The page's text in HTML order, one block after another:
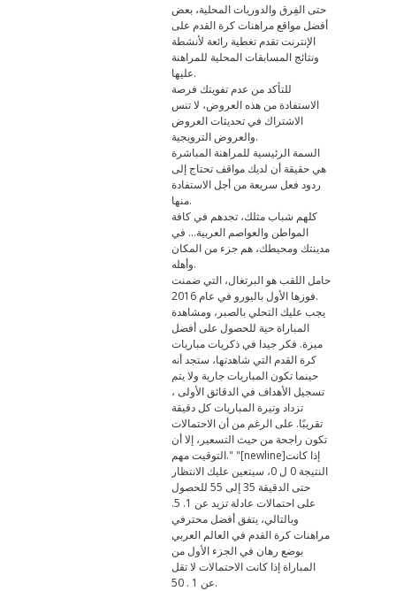
حتى الفِرق والدوريات المحلية، بعض
أفضل مواقع مراهنات كرة القدم على
الإنترنت تقدم تغطية رائعة لأنشطة
ونتائج المسابقات المحلية للمراهنة
عليها.
للتأكد من عدم تفويتك فرصة
الاستفادة من هذه العروض، لا تنس
الاشتراك في تحديثات العروض
والعروض الترويجية.
السمة الرئيسية للمراهنة المباشرة
هي حقيقة أن لديك مواقف تحتاج إلى
ردود فعل سريعة من أجل الاستفادة
منها.
كلهم شباب مثلك، تجدهم في كافة
المواطن والعواصم العربية… في
مدينتك ومحيطك، هم جزء من المكان
وأهله.
حامل اللقب هو البرتغال، التي ضمنت
فوزها الأول باليورو في عام 2016.
يجب عليك التحلي بالصبر، ومشاهدة
المباراة حية للحصول على أفضل
ميزة. فكر جيدا في ذكريات مباريات
كرة القدم التي شاهدتها، ستجد أنه
حينما تكون المباريات جارية ولا يتم
تسجيل الأهداف في الدقائق الأولى ،
تزداد وتيرة المباريات كل دقيقة
تقريبًا. على الرغم من أن الاحتمالات
تكون راجحة من حيث التسعير، إلا أن
التوقيت مهم." "[newline]إذا كانت
النتيجة 0 ل 0، سيتعين عليك الانتظار
حتى الدقيقة 35 إلى 55 للحصول
على احتمالات عادلة تزيد عن 1. 5.
وبالتالي، يتفق أفضل محترفي
مراهنات كرة القدم في العالم العربي
بوضع رهان في الجزء الأول من
المباراة إذا كانت الاحتمالات لا تقل
عن 1 . 50.